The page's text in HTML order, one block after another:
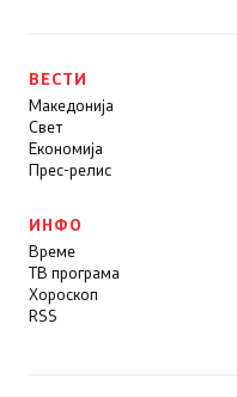
ВЕСТИ
Македонија
Свет
Економија
Прес-релис
ИНФО
Време
ТВ програма
Хороскоп
RSS